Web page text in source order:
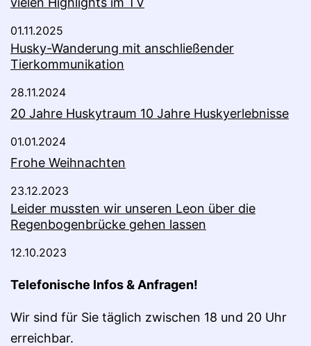
01.11.2025
Husky-Wanderung mit anschließender
Tierkommunikation
28.11.2024
20 Jahre Huskytraum 10 Jahre Huskyerlebnisse
01.01.2024
Frohe Weihnachten
23.12.2023
Leider mussten wir unseren Leon über die
Regenbogenbrücke gehen lassen
12.10.2023
Telefonische Infos & Anfragen!
Wir sind für Sie täglich zwischen 18 und 20 Uhr
erreichbar.